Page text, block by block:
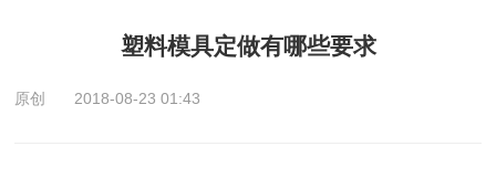
塑料模具定做有哪些要求
原创 2018-08-23 01:43